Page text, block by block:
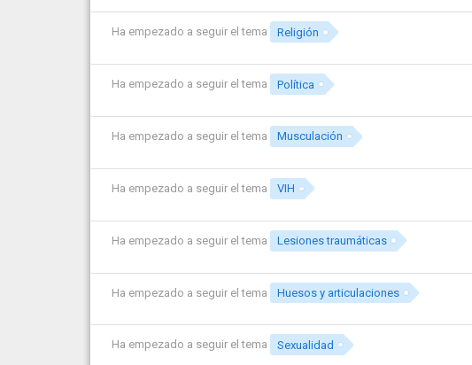
Ha empezado a seguir el tema Religión
Ha empezado a seguir el tema Política
Ha empezado a seguir el tema Musculación
Ha empezado a seguir el tema VIH
Ha empezado a seguir el tema Lesiones traumáticas
Ha empezado a seguir el tema Huesos y articulaciones
Ha empezado a seguir el tema Sexualidad